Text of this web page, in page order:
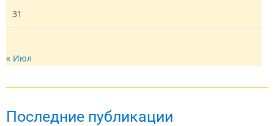
31
« Июл
Последние публикации